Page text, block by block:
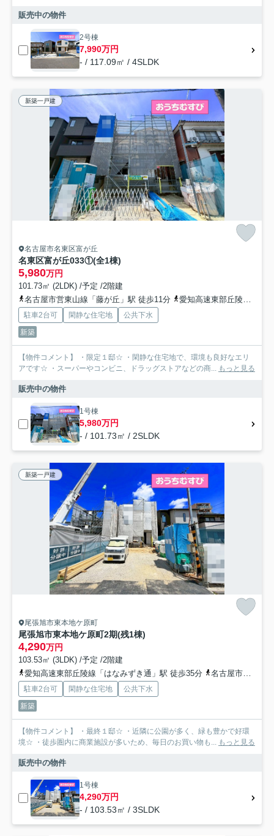
販売中の物件
2号棟
7,990万円
- / 117.09㎡ / 4SLDK
新築一戸建
名古屋市名東区富が丘
名東区富が丘033①(全1棟)
5,980万円
101.73㎡ (2LDK) /予定 /2階建
名古屋市営東山線「藤が丘」駅 徒歩11分
愛知高速東部丘陵線「はなみずき通」駅 徒歩28分
駐車2台可 閑静な住宅地
公共下水
新築
【物件コメント】 ・限定１邸☆ ・閑静な住宅地で、環境も良好なエリ
アです☆ ・スーパーやコンビニ、ドラッグストアなどの商... もっと見る
販売中の物件
1号棟
5,980万円
- / 101.73㎡ / 2SLDK
新築一戸建
尾張旭市東本地ケ原町
尾張旭市東本地ケ原町2期(残1棟)
4,290万円
103.53㎡ (3LDK) /予定 /2階建
愛知高速東部丘陵線「はなみずき通」駅 徒歩35分
名古屋市営東山線「藤が丘」駅 徒歩41分
駐車2台可 閑静な住宅地
公共下水
新築
【物件コメント】 ・最終１邸☆ ・近隣に公園が多く、緑も豊かで好環
境☆ ・徒歩圏内に商業施設が多いため、毎日のお買い物も... もっと見る
販売中の物件
1号棟
4,290万円
- / 103.53㎡ / 3SLDK